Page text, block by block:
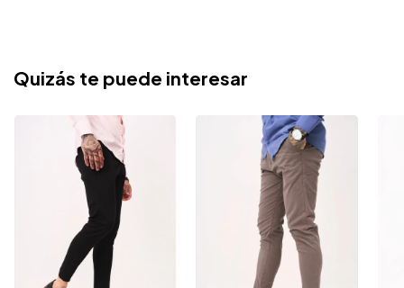
Quizás te puede interesar